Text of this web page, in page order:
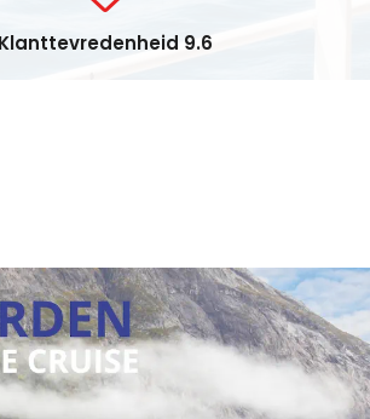
Klanttevredenheid 9.6